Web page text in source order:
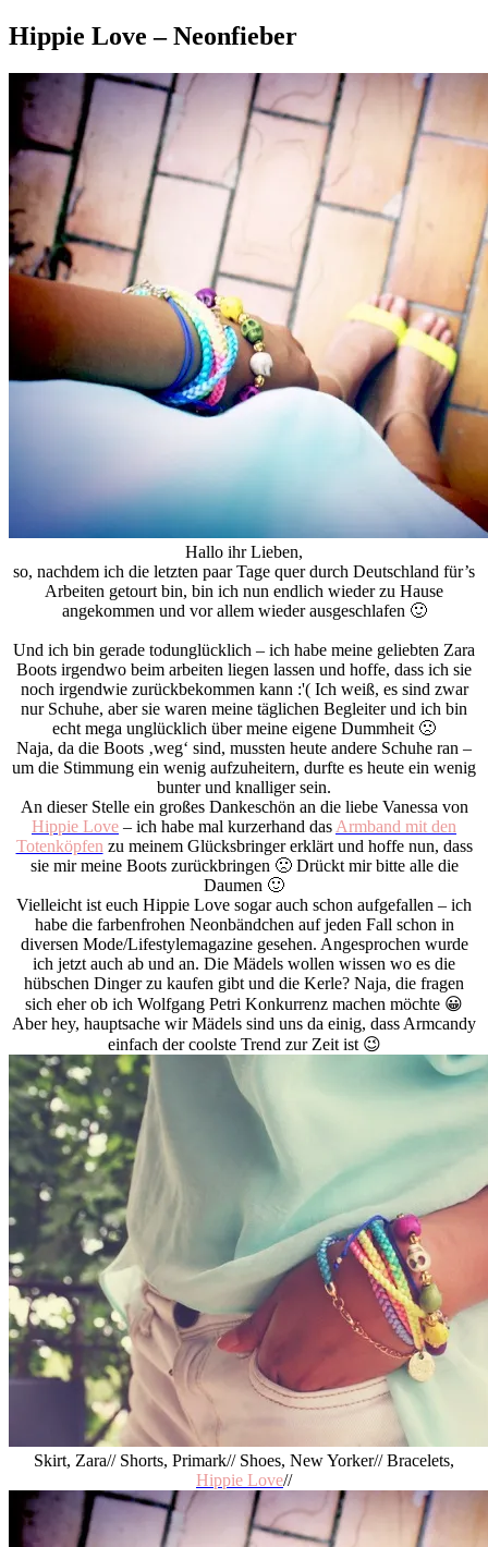
Hippie Love – Neonfieber
Hallo ihr Lieben,
so, nachdem ich die letzten paar Tage quer durch Deutschland für’s
Arbeiten getourt bin, bin ich nun endlich wieder zu Hause
angekommen und vor allem wieder ausgeschlafen 🙂
Und ich bin gerade todunglücklich – ich habe meine geliebten Zara
Boots irgendwo beim arbeiten liegen lassen und hoffe, dass ich sie
noch irgendwie zurückbekommen kann :'( Ich weiß, es sind zwar
nur Schuhe, aber sie waren meine täglichen Begleiter und ich bin
echt mega unglücklich über meine eigene Dummheit 🙁
Naja, da die Boots ‚weg‘ sind, mussten heute andere Schuhe ran –
um die Stimmung ein wenig aufzuheitern, durfte es heute ein wenig
bunter und knalliger sein.
An dieser Stelle ein großes Dankeschön an die liebe Vanessa von
Hippie Love – ich habe mal kurzerhand das Armband mit den
Totenköpfen zu meinem Glücksbringer erklärt und hoffe nun, dass
sie mir meine Boots zurückbringen 🙁 Drückt mir bitte alle die
Daumen 🙂
Vielleicht ist euch Hippie Love sogar auch schon aufgefallen – ich
habe die farbenfrohen Neonbändchen auf jeden Fall schon in
diversen Mode/Lifestylemagazine gesehen. Angesprochen wurde
ich jetzt auch ab und an. Die Mädels wollen wissen wo es die
hübschen Dinger zu kaufen gibt und die Kerle? Naja, die fragen
sich eher ob ich Wolfgang Petri Konkurrenz machen möchte 😀
Aber hey, hauptsache wir Mädels sind uns da einig, dass Armcandy
einfach der coolste Trend zur Zeit ist 😉
Skirt, Zara// Shorts, Primark// Shoes, New Yorker// Bracelets,
Hippie Love//